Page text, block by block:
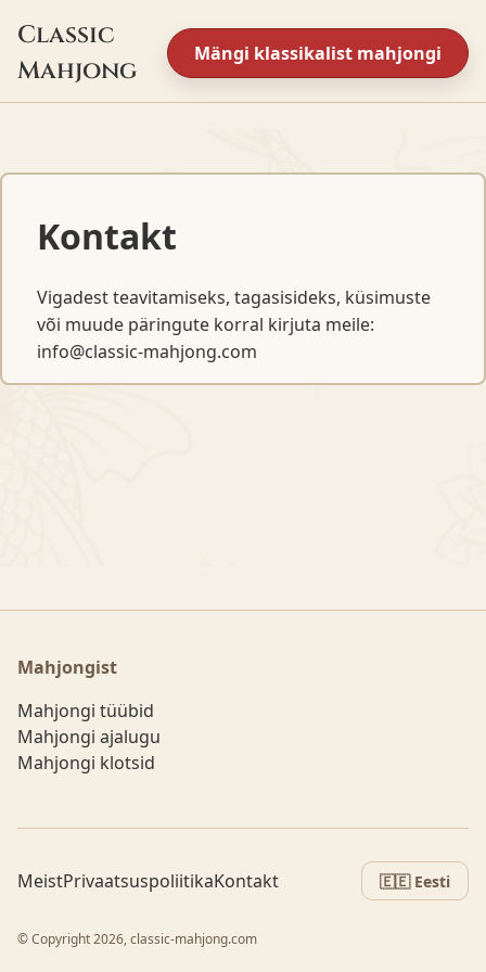
Classic
Mahjong
Mängi klassikalist mahjongi
Kontakt
Vigadest teavitamiseks, tagasisideks, küsimuste
või muude päringute korral kirjuta meile:
info@classic-mahjong.com
Mahjongist
Mahjongi tüübid
Mahjongi ajalugu
Mahjongi klotsid
MeistPrivaatsuspoliitikaKontakt 🇪🇪 Eesti
© Copyright 2026, classic-mahjong.com